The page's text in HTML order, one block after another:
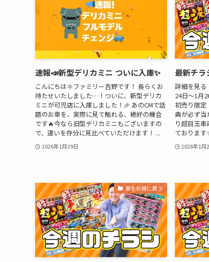
速報📣新型デリカミニ ついに入庫✨
こんにちは🌞ファミリー吉野です！ 長らくお
待たせいたしました…！ついに、新型デリカ
ミニが可児店に入庫しました！🎉 あのCMで話
題のお車を、実際に見て触れる、絶好の機会
です🔥今なら旧型デリカミニもございますの
で、違いを存分に見比べていただけます！ ...
2026年1月29日
最新チラ
詳細を見る
24日～1月
初売り限
典が必ず当
り超目玉
ております
2026年1月
車をお得に買う